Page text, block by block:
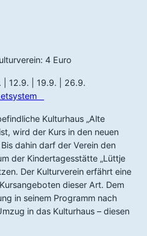
4 Euro
| 12.9. | 19.9. | 26.9.
Kulturhaus „Alte
wird der Kurs in den neuen
dahin darf der Verein den
der Kindertagesstätte „Lüttje
Der Kulturverein erfährt eine
dieser Art. Dem
in seinem Programm nach
in das Kulturhaus – diesen